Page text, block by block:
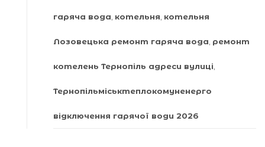
гаряча вода котельня котельня
Лозовецька ремонт гаряча вода ремонт
котелень Тернопіль адреси вулиці
Тернопільміськтеплокомуненерго
відключення гарячої води 2026